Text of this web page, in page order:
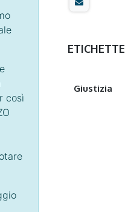
così
ETICHETTE
Giustizia